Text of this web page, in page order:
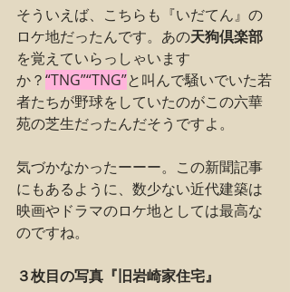
そういえば、こちらも『いだてん』の
ロケ地だったんです。あの天狗倶楽部
を覚えていらっしゃいます
か？“TNG”“TNG”と叫んで騒いでいた若
者たちが野球をしていたのがこの六華
苑の芝生だったんだそうですよ。
気づかなかったーーー。この新聞記事
にもあるように、数少ない近代建築は
映画やドラマのロケ地としては最高な
のですね。
３枚目の写真『旧岩崎家住宅』